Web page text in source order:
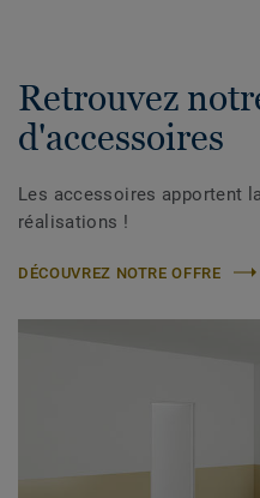
Retrouvez
d'accessoires
Les accessoires apportent
réalisations !
DÉCOUVREZ NOTRE OFFRE